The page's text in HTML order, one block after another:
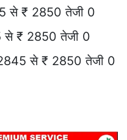
से ₹ 2850 तेजी 0
से ₹ 2850 तेजी 0
2845 से ₹ 2850 तेजी 0